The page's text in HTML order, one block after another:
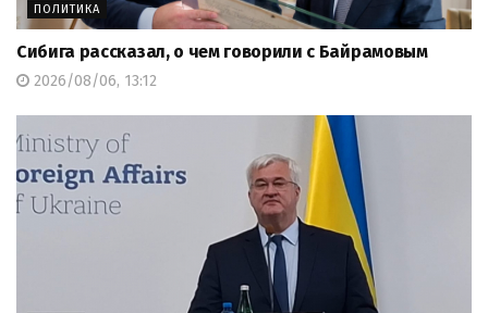
ПОЛИТИКА
Сибига рассказал, о чем говорили с Байрамовым
2026/08/06, 13:12